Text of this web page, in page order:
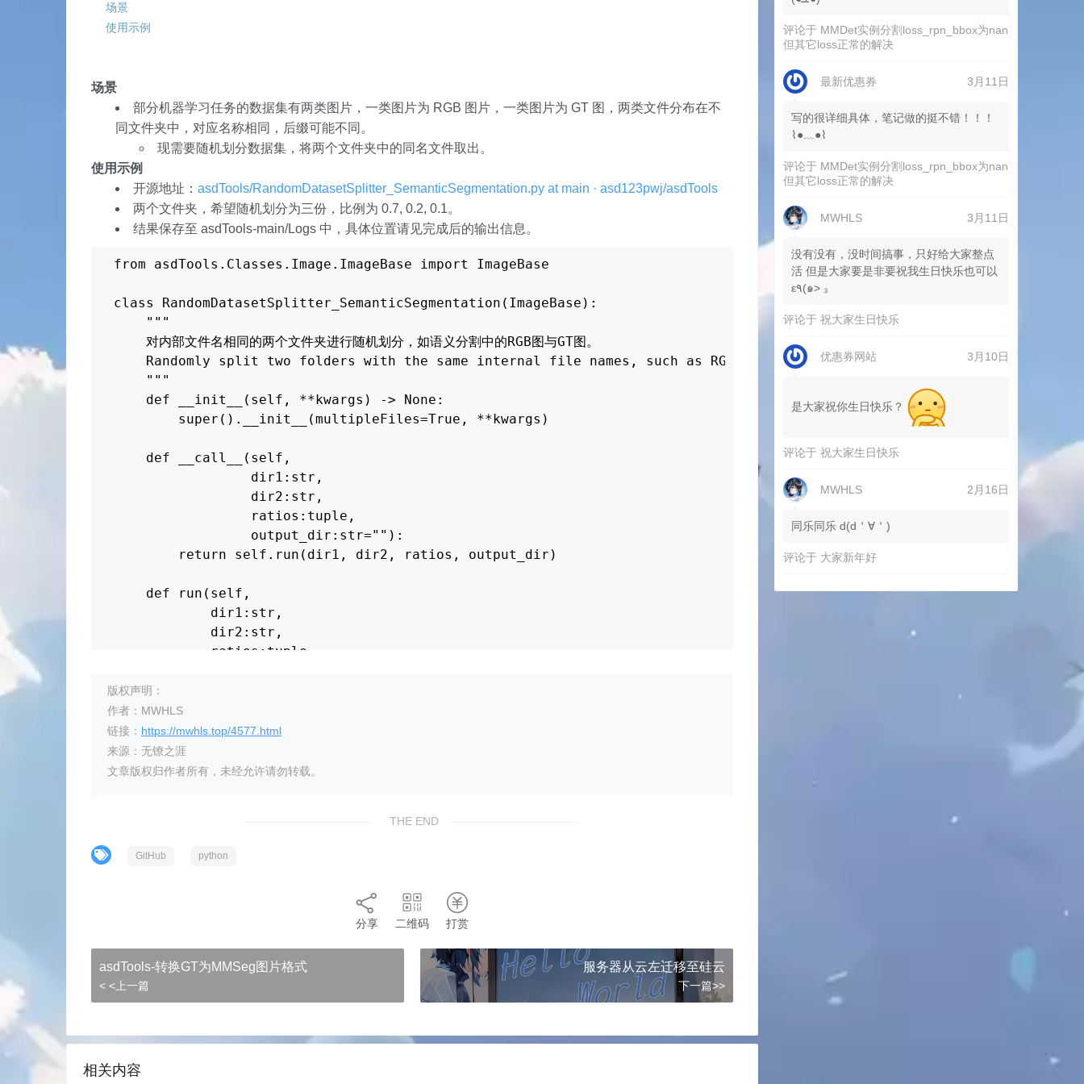
场景
使用示例
场景
部分机器学习任务的数据集有两类图片，一类图片为 RGB 图片，一类图片为 GT 图，两类文件分布在不
同文件夹中，对应名称相同，后缀可能不同。
现需要随机划分数据集，将两个文件夹中的同名文件取出。
使用示例
开源地址： asdTools/RandomDatasetSplitter_SemanticSegmentation.py at main · asd123pwj/asdTools
两个文件夹，希望随机划分为三份，比例为 0.7, 0.2, 0.1。
结果保存至 asdTools-main/Logs 中，具体位置请见完成后的输出信息。
from asdTools.Classes.Image.ImageBase import ImageBase
class RandomDatasetSplitter_SemanticSegmentation(ImageBase):
    """
    对内部文件名相同的两个文件夹进行随机划分，如语义分割中的RGB图与GT图。
Randomly split two folders with the same internal file names, such as RGB images and GT (Ground Truth) images in
    """
    def __init__(self, **kwargs) -> None:
        super().__init__(multipleFiles=True, **kwargs)
    def __call__(self,
                 dir1:str,
                 dir2:str,
                 ratios:tuple,
                 output_dir:str=""):
        return self.run(dir1, dir2, ratios, output_dir)
    def run(self,
            dir1:str,
            dir2:str,
            ratios:tuple,
        self.log("Start to split datasets.")
        self.log(f"Dir1: {dir1}")
        self.log(f"Dir2: {dir2}")
        files_path1 = self.get_paths_from_dir(dir1)
        files_path2 = self.get_paths_from_dir(dir2)
        files_path1 = self.filter_ext(files_path1, ext_list=ext_list)
        self.log(f"After ext fliter: {ext_list}, {len(files_path1)} files in dir1, {len(files_path2)} files in dir2.")
            self.raise_error("The number of two dir are not correct, exit.")
        files_name1 = self.get_name_of_files(files_path1, False)
        if not self.check_equal(files_name1, files_name2):
            name1_name2 = self.merge_2list_to_dcit(files_name1, files_name2)
            match_path = self.generate_output_path(output_dir, output_file="name_match.json")
            self.raise_error(f"Files name are not correct, the match file saved in {match_path}, exit.")
        lists_split = self.split_list(files_name1, ratios)
版权声明：
作者：MWHLS
链接： https://mwhls.top/4577.html
来源：无镣之涯
文章版权归作者所有，未经允许请勿转载。
THE END
GitHub python
分享 二维码 打赏
asdTools-转换GT为MMSeg图片格式
< <上一篇
服务器从云左迁移至硅云
下一篇>>
相关内容
评论于 MMDet实例分割loss_rpn_bbox为nan
但其它loss正常的解决
最新优惠券 3月11日
写的很详细具体，笔记做的挺不错！！！
⌇●﹏●⌇
评论于 MMDet实例分割loss_rpn_bbox为nan
但其它loss正常的解决
MWHLS 3月11日
没有没有，没时间搞事，只好给大家整点
活 但是大家要是非要祝我生日快乐也可以
ε٩(๑> ₃
评论于祝大家生日快乐
优惠券网站 3月10日
是大家祝你生日快乐？
评论于祝大家生日快乐
MWHLS 2月16日
同乐同乐 d(d＇∀＇)
评论于 大家新年好